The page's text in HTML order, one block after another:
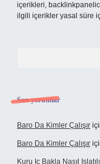
içerikleri,
ilgili içerikler yasal süre
Son yorumlar
Baro Da Kimler Çalışır
Baro Da Kimler Çalışır
Kuru Iç Bakla Nasıl